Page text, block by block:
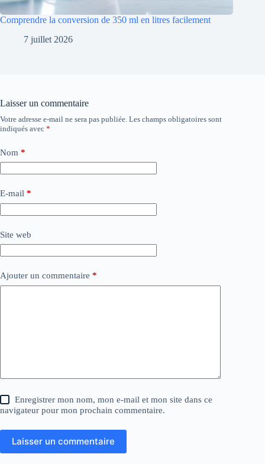
Comprendre la conversion de 350 ml en litres facilement
7 juillet 2026
Laisser un commentaire
Votre adresse e-mail ne sera pas publiée. Les champs obligatoires sont
indiqués avec *
Nom *
E-mail *
Site web
Ajouter un commentaire *
Enregistrer mon nom, mon e-mail et mon site dans ce
navigateur pour mon prochain commentaire.
Laisser un commentaire